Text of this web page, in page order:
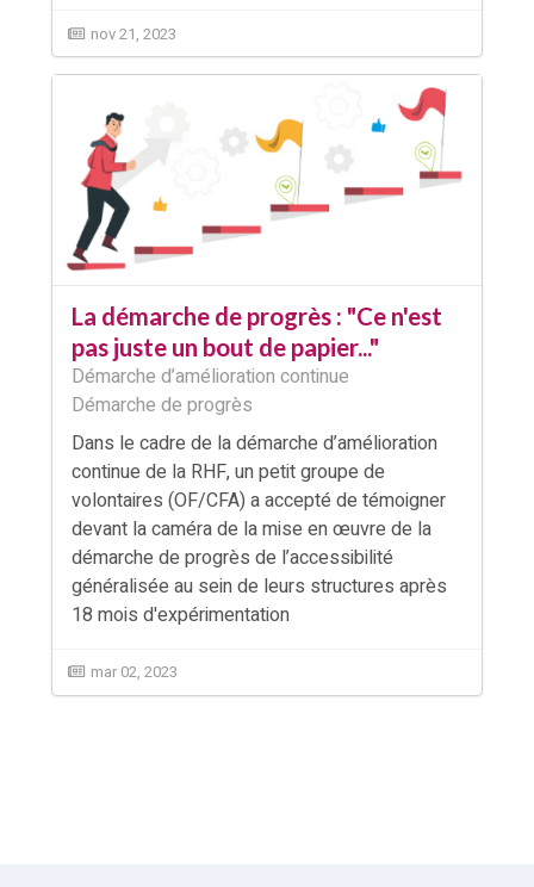
nov 21, 2023
La démarche de progrès : "Ce n'est
pas juste un bout de papier..."
Démarche d’amélioration continue
Démarche de progrès
Dans le cadre de la démarche d’amélioration
continue de la RHF, un petit groupe de
volontaires (OF/CFA) a accepté de témoigner
devant la caméra de la mise en œuvre de la
démarche de progrès de l’accessibilité
généralisée au sein de leurs structures après
18 mois d'expérimentation
mar 02, 2023